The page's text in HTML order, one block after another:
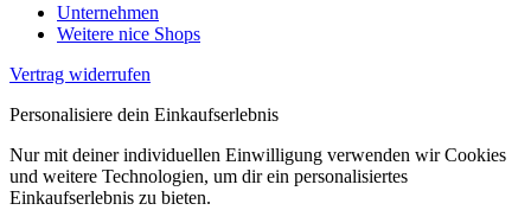
Unternehmen
Weitere nice Shops
Vertrag widerrufen
Personalisiere dein Einkaufserlebnis
Nur mit deiner individuellen Einwilligung verwenden wir Cookies
und weitere Technologien, um dir ein personalisiertes
Einkaufserlebnis zu bieten.